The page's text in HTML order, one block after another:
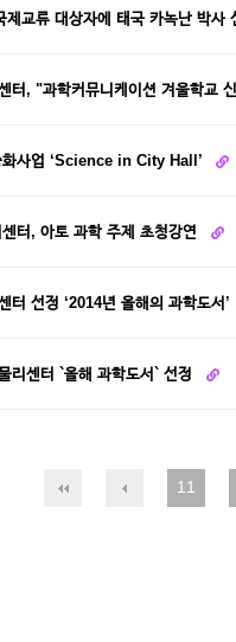
교류 대상자에 태국 카녹난 박사
터, "과학커뮤니케이션 겨울학교
화사업 ‘Science in City Hall’
터, 아토 과학 주제 초청강연
터 선정 ‘2014년 올해의 과학도서’
리센터 `올해 과학도서` 선정
11